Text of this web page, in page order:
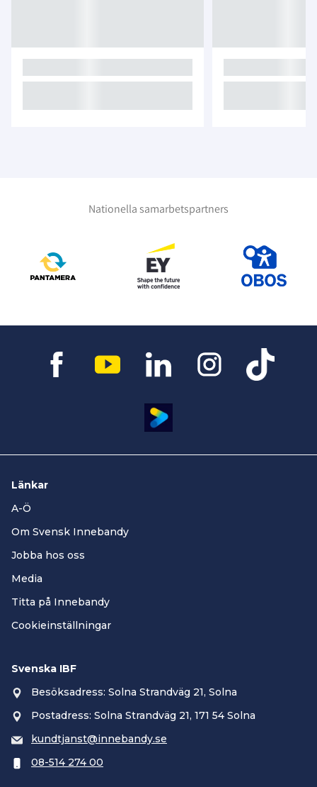
Nationella samarbetspartners
Länkar
A-Ö
Om Svensk Innebandy
Jobba hos oss
Media
Titta på Innebandy
Cookieinställningar
Svenska IBF
Besöksadress: Solna Strandväg 21, Solna
Postadress: Solna Strandväg 21, 171 54 Solna
kundtjanst@innebandy.se
08-514 274 00